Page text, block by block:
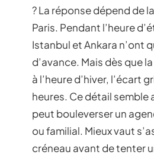
? La réponse dépend de
Paris. Pendant l’heure
Istanbul et Ankara n’ont
d’avance. Mais dès que
à l’heure d’hiver, l’écart
heures. Ce détail semble
peut bouleverser un
ou familial. Mieux vaut
créneau avant de tenter